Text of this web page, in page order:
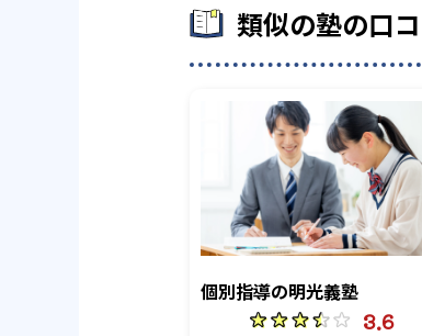
類似の塾の口
個別指導の明光義塾
3.6